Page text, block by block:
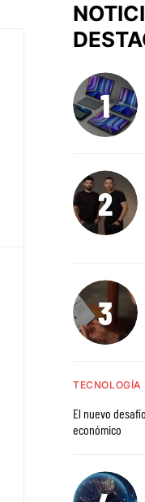
TECNOLOGÍA
El nuevo
económico